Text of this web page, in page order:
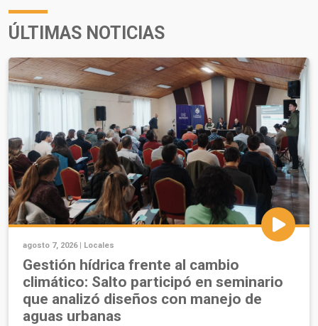
ÚLTIMAS NOTICIAS
agosto 7, 2026 | Locales
Gestión hídrica frente al cambio
climático: Salto participó en seminario
que analizó diseños con manejo de
aguas urbanas